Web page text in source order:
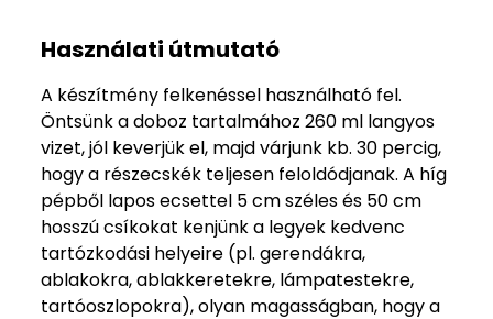
Használati útmutató
A készítmény felkenéssel használható fel.
Öntsünk a doboz tartalmához 260 ml langyos
vizet, jól keverjük el, majd várjunk kb. 30 percig,
hogy a részecskék teljesen feloldódjanak. A híg
pépből lapos ecsettel 5 cm széles és 50 cm
hosszú csíkokat kenjünk a legyek kedvenc
tartózkodási helyeire (pl. gerendákra,
ablakokra, ablakkeretekre, lámpatestekre,
tartóoszlopokra), olyan magasságban, hogy a